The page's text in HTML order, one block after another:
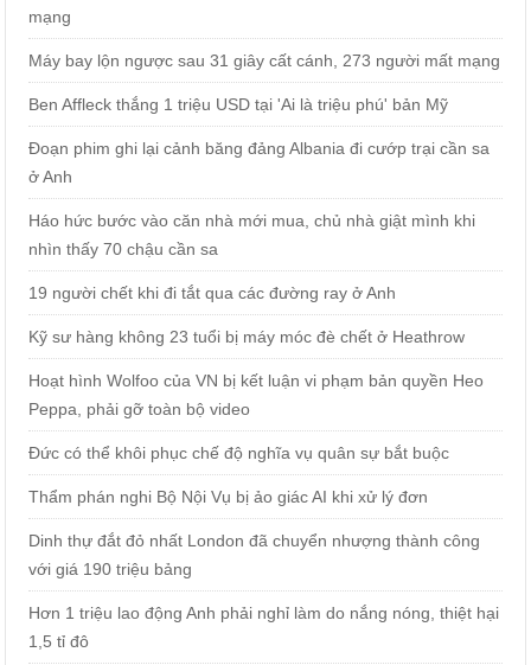
mạng
Máy bay lộn ngược sau 31 giây cất cánh, 273 người mất mạng
Ben Affleck thắng 1 triệu USD tại 'Ai là triệu phú' bản Mỹ
Đoạn phim ghi lại cảnh băng đảng Albania đi cướp trại cần sa
ở Anh
Háo hức bước vào căn nhà mới mua, chủ nhà giật mình khi
nhìn thấy 70 chậu cần sa
19 người chết khi đi tắt qua các đường ray ở Anh
Kỹ sư hàng không 23 tuổi bị máy móc đè chết ở Heathrow
Hoạt hình Wolfoo của VN bị kết luận vi phạm bản quyền Heo
Peppa, phải gỡ toàn bộ video
Đức có thể khôi phục chế độ nghĩa vụ quân sự bắt buộc
Thẩm phán nghi Bộ Nội Vụ bị ảo giác AI khi xử lý đơn
Dinh thự đắt đỏ nhất London đã chuyển nhượng thành công
với giá 190 triệu bảng
Hơn 1 triệu lao động Anh phải nghỉ làm do nắng nóng, thiệt hại
1,5 tỉ đô